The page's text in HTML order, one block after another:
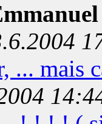
... mais